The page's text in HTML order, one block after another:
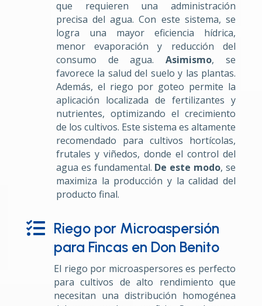
que requieren una administración
precisa del agua. Con este sistema, se
logra una mayor eficiencia hídrica,
menor evaporación y reducción del
consumo de agua.Asimismo, se
favorece la salud del suelo y las plantas.
Además, el riego por goteo permite la
aplicación localizada de fertilizantes y
nutrientes, optimizando el crecimiento
de los cultivos. Este sistema es altamente
recomendado para cultivos hortícolas,
frutales y viñedos, donde el control del
agua es fundamental. De este modo, se
maximiza la producción y la calidad del
producto final.
 Riego por Microaspersión
para Fincas en Don Benito
El riego por microaspersores es perfecto
para cultivos de alto rendimiento que
necesitan una distribución homogénea